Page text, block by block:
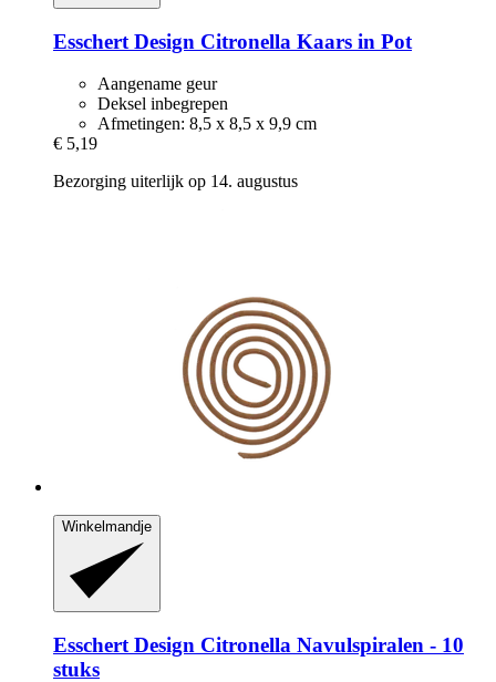
Esschert Design Citronella Kaars in Pot
Aangename geur
Deksel inbegrepen
Afmetingen: 8,5 x 8,5 x 9,9 cm
€ 5,19
Bezorging uiterlijk op 14. augustus
Winkelmandje
Esschert Design Citronella Navulspiralen -​ 10
stuks